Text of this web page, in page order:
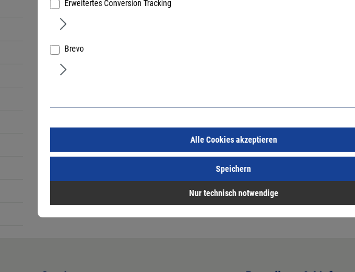
Erweitertes Conversion Tracking
Brevo
Alle Cookies akzeptieren
Speichern
Nur technisch notwendige